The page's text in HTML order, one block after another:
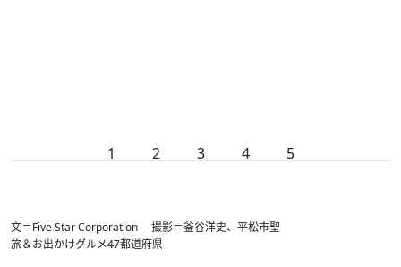
1 2 3 4 5
文＝Five Star Corporation 撮影＝釜谷洋史、平松市聖
旅＆お出かけグルメ47都道府県